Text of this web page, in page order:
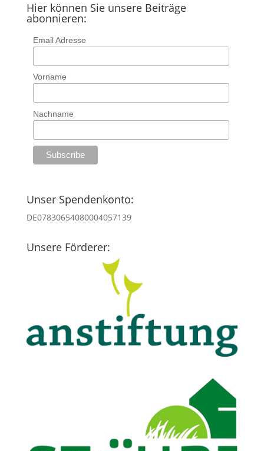
Hier können Sie unsere Beiträge
abonnieren:
Email Adresse
Vorname
Nachname
Unser Spendenkonto:
DE07830654080004057139
Unsere Förderer: